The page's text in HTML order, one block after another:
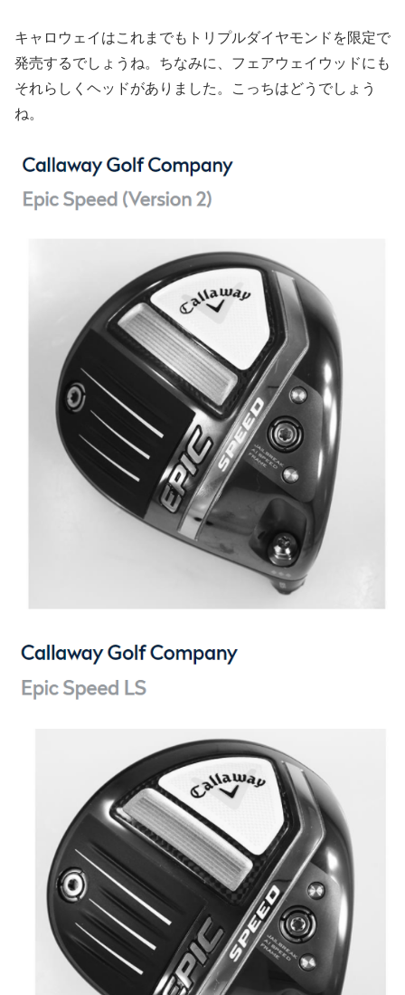
キャロウェイはこれまでもトリプルダイヤモンドを限定で
発売するでしょうね。ちなみに、フェアウェイウッドにも
それらしくヘッドがありました。こっちはどうでしょう
ね。